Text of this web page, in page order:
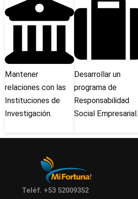
Mantener
relaciones con las
Instituciones de
Investigación.
Desarrollar un
programa de
Responsabilidad
Social Empresarial.
Teléf. +53 52009352